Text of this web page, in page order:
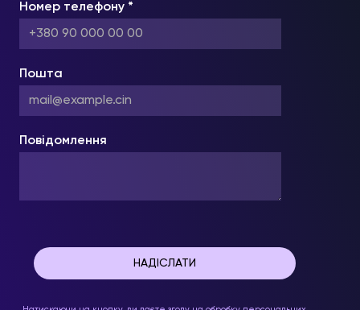
Номер телефону *
Пошта
Повідомлення